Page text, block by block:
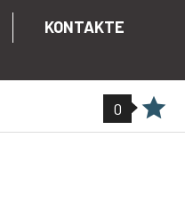
KONTAKTE
0